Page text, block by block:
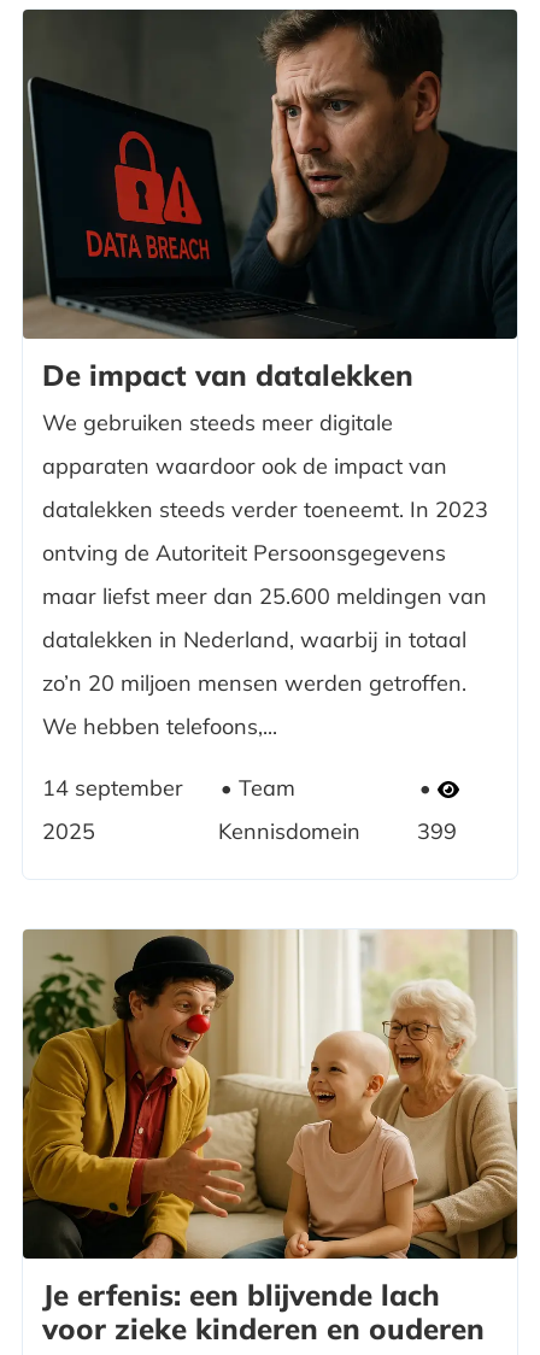
De impact van datalekken
We gebruiken steeds meer digitale
apparaten waardoor ook de impact van
datalekken steeds verder toeneemt. In 2023
ontving de Autoriteit Persoonsgegevens
maar liefst meer dan 25.600 meldingen van
datalekken in Nederland, waarbij in totaal
zo’n 20 miljoen mensen werden getroffen.
We hebben telefoons,...
14 september
2025
Team
Kennisdomein
399
Je erfenis: een blijvende lach
voor zieke kinderen en ouderen